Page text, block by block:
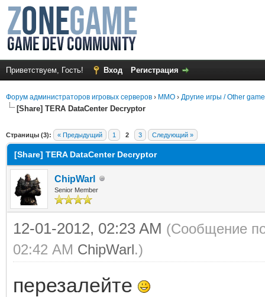
Приветствуем, Гость! Вход Регистрация
Форум администраторов игровых серверов › MMO › Другие игры / Other
[Share] TERA DataCenter Decryptor
Страницы (3): « Предыдущий 1 2 3 Следующий »
[Share] TERA DataCenter Decryptor
ChipWarl
Senior Member
12-01-2012, 02:23 AM (Сообщение
02:42 AM ChipWarl.)
перезалейте